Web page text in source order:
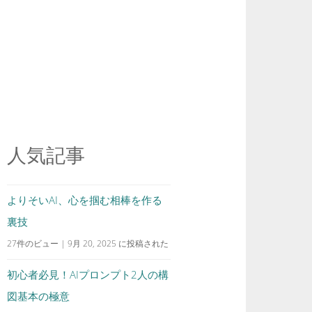
人気記事
よりそいAI、心を掴む相棒を作る
裏技
27件のビュー |9月 20, 2025 に投稿された
初心者必見！AIプロンプト2人の構
図基本の極意